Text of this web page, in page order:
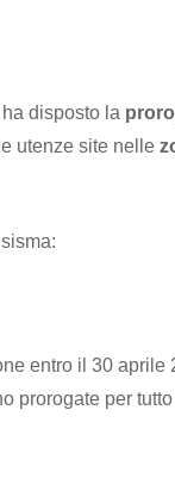
disposto la
utenze site nelle
entro il 30
prorogate per